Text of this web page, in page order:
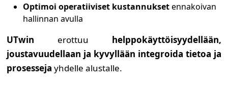
Optimoi operatiiviset kustannuksetennakoivan
hallinnan avulla
UTwin erottuu helppokäyttöisyydellään,
joustavuudellaan ja kyvyllään integroida tietoa ja
prosesseja yhdelle alustalle.